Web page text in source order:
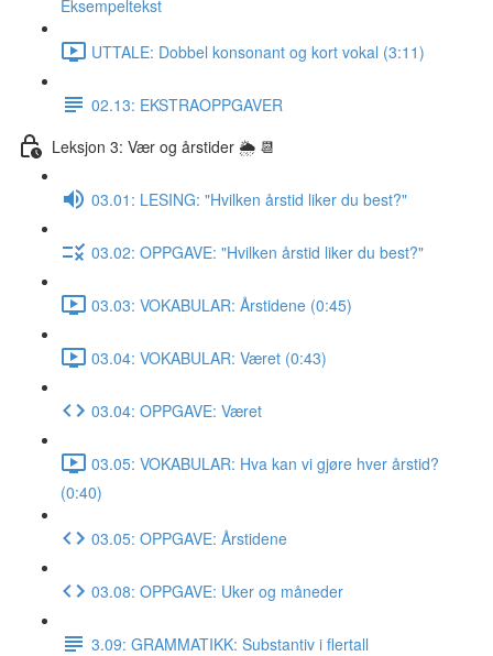
Eksempeltekst
UTTALE: Dobbel konsonant og kort vokal (3:11)
02.13: EKSTRAOPPGAVER
Leksjon 3: Vær og årstider 🌦 📆
03.01: LESING: "Hvilken årstid liker du best?"
03.02: OPPGAVE: "Hvilken årstid liker du best?"
03.03: VOKABULAR: Årstidene (0:45)
03.04: VOKABULAR: Været (0:43)
03.04: OPPGAVE: Været
03.05: VOKABULAR: Hva kan vi gjøre hver årstid?
(0:40)
03.05: OPPGAVE: Årstidene
03.08: OPPGAVE: Uker og måneder
3.09: GRAMMATIKK: Substantiv i flertall